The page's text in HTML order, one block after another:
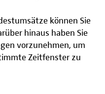
können Sie
hinaus haben Sie
vorzunehmen, um
Zeitfenster zu